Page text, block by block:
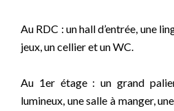
Au RDC : un hall d’entrée, une
jeux, un cellier et un WC.
Au 1er étage : un grand
lumineux, une salle à manger,